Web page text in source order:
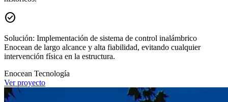
check_circle
Solución: Implementación de sistema de control inalámbrico
Enocean de largo alcance y alta fiabilidad, evitando cualquier
intervención física en la estructura.
Enocean Tecnología
Ver proyecto